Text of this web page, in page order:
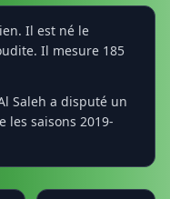
Il est né le
Il mesure 185
Saleh a disputé un
les saisons 2019-